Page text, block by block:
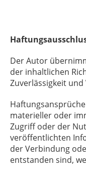
Der Autor
der inhaltlichen
Zuverlässigkeit
materieller oder
Zugriff oder der
veröffentlichten
der Verbindung
entstanden sind,